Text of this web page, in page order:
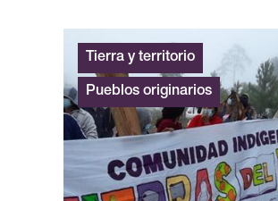
Tierra y territorio
Pueblos originarios